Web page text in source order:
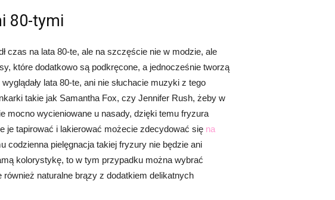
80-tymi
czas na lata 80-te, ale na szczęście nie w modzie, ale
które dodatkowo są podkręcone, a jednocześnie tworzą
lata 80-te, ani nie słuchacie muzyki z tego
takie jak Samantha Fox, czy Jennifer Rush, żeby w
mocno wycieniowane u nasady, dzięki temu fryzura
je tapirować i lakierować możecie zdecydować się na
codzienna pielęgnacja takiej fryzury nie będzie ani
kolorystykę, to w tym przypadku można wybrać
również naturalne brązy z dodatkiem delikatnych